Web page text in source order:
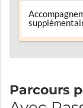
Parcours